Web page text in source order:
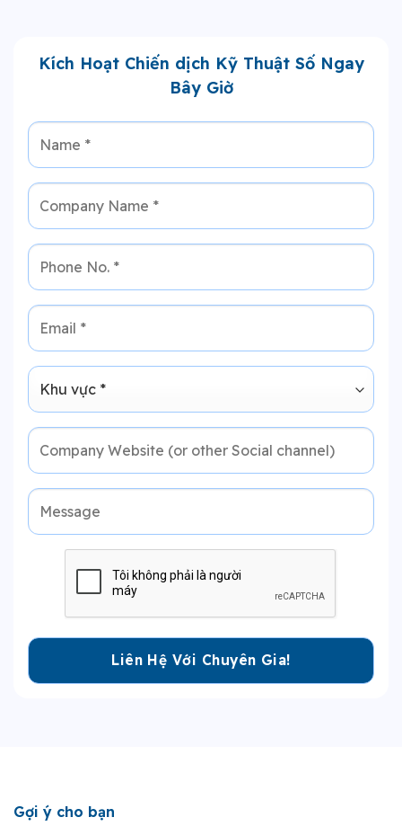
Kích Hoạt Chiến dịch Kỹ Thuật Số Ngay
Bây Giờ
Gợi ý cho bạn